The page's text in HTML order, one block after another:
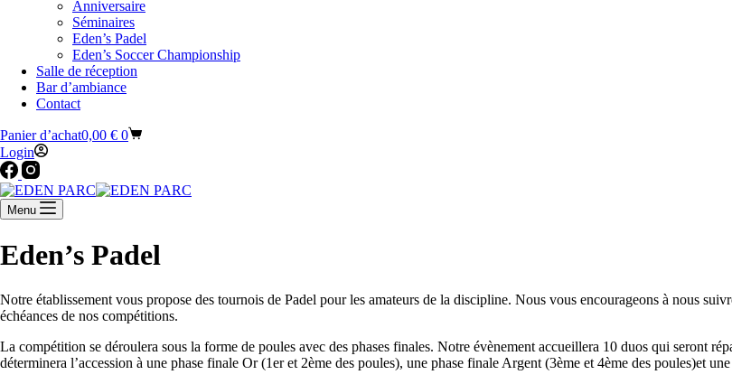
Anniversaire
Séminaires
Eden’s Padel
Eden’s Soccer Championship
Salle de réception
Bar d’ambiance
Contact
Panier d’achat0,00 € 0
Login
Menu
Eden’s Padel
Notre établissement vous propose des tournois de Padel pour les amateurs de la discipline. Nous vous encourageons à nous
échéances de nos compétitions.
La compétition se déroulera sous la forme de poules avec des phases finales. Notre évènement accueillera 10 duos qui seront
déterminera l’accession à une phase finale Or (1er et 2ème des poules), une phase finale Argent (3ème et 4ème des poules)et